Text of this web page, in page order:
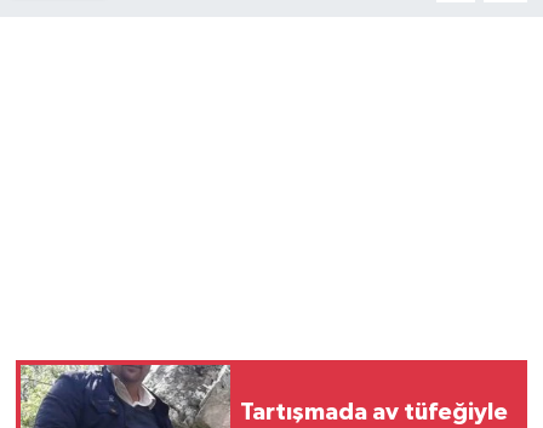
Tartışmada av tüfeğiyle
Seri İlan